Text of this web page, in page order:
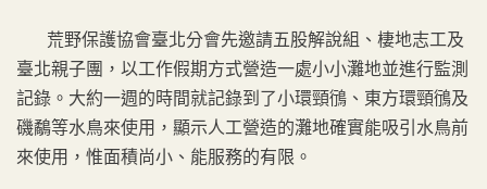
荒野保護協會臺北分會先邀請五股解說組、棲地志工及
臺北親子團，以工作假期方式營造一處小小灘地並進行監測
記錄。大約一週的時間就記錄到了小環頸鴴、東方環頸鴴及
磯鷸等水鳥來使用，顯示人工營造的灘地確實能吸引水鳥前
來使用，惟面積尚小、能服務的有限。